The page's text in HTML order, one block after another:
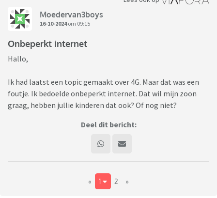
Moedervan3boys
16-10-2024om 09:15
Onbeperkt internet
Hallo,
Ik had laatst een topic gemaakt over 4G. Maar dat was een
foutje. Ik bedoelde onbeperkt internet. Dat wil mijn zoon
graag, hebben jullie kinderen dat ook? Of nog niet?
Deel dit bericht:
« 1 2 »